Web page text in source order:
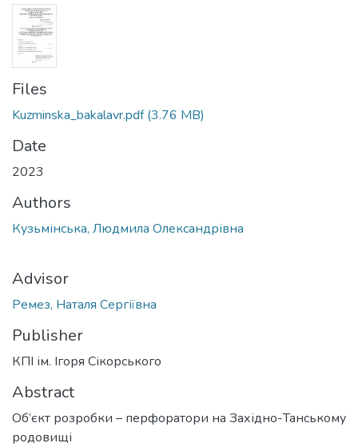
Files
Kuzminska_bakalavr.pdf(3.76 MB)
Date
2023
Authors
Кузьмінська, Людмила Олександрівна
Advisor
Ремез, Наталя Сергіївна
Publisher
КПІ ім. Ігоря Сікорського
Abstract
Об’єкт розробки – перфоратори на Західно-Танському
родовищі